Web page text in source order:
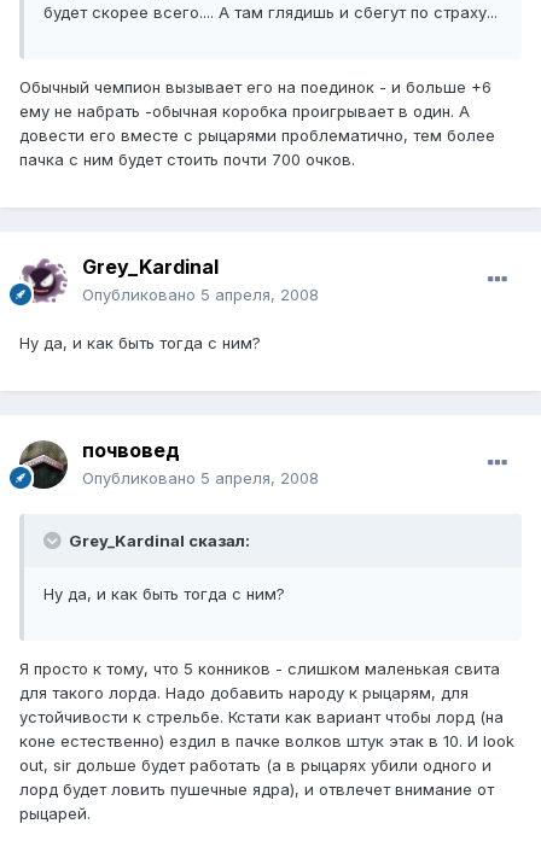
будет скорее всего.... А там глядишь и сбегут по страху...
Обычный чемпион вызывает его на поединок - и больше +6
ему не набрать -обычная коробка проигрывает в один. А
довести его вместе с рыцарями проблематично, тем более
пачка с ним будет стоить почти 700 очков.
Grey_Kardinal
Опубликовано 5 апреля, 2008
Ну да, и как быть тогда с ним?
почвовед
Опубликовано 5 апреля, 2008
Grey_Kardinal сказал:
Ну да, и как быть тогда с ним?
Я просто к тому, что 5 конников - слишком маленькая свита
для такого лорда. Надо добавить народу к рыцарям, для
устойчивости к стрельбе. Кстати как вариант чтобы лорд (на
коне естественно) ездил в пачке волков штук этак в 10. И look
out, sir дольше будет работать (а в рыцарях убили одного и
лорд будет ловить пушечные ядра), и отвлечет внимание от
рыцарей.